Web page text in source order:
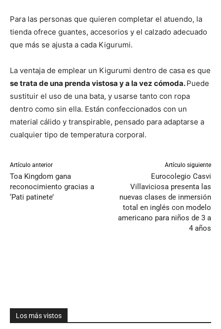
Para las personas que quieren completar el atuendo, la
tienda ofrece guantes, accesorios y el calzado adecuado
que más se ajusta a cada Kigurumi.
La ventaja de emplear un Kigurumi dentro de casa es que
se trata de una prenda vistosa y a la vez cómoda.Puede
sustituir el uso de una bata, y usarse tanto con ropa
dentro como sin ella. Están confeccionados con un
material cálido y transpirable, pensado para adaptarse a
cualquier tipo de temperatura corporal.
Artículo anterior
Toa Kingdom gana
reconocimiento gracias a
‘Pati patinete’
Artículo siguiente
Eurocolegio Casvi
Villaviciosa presenta las
nuevas clases de inmersión
total en inglés con modelo
americano para niños de 3 a
4 años
Los más vistos